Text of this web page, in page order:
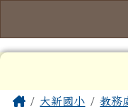
主內容區域
Home大新國小 教務
頁尾區域